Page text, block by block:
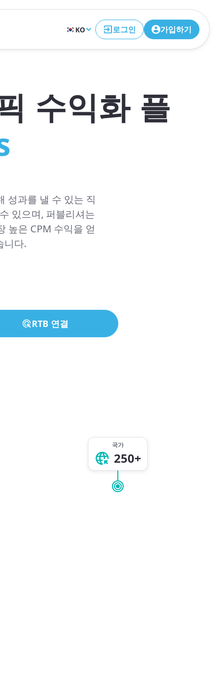
KO 로그인 가입하기
수익화 플
성과를 낼 수 있는 직
있으며, 퍼블리셔는
높은 CPM 수익을 얻
니다.
RTB 연결
국가
250+